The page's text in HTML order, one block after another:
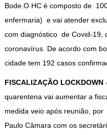
Bode.O HC é composto de
enfermaria) e vai atender
com diagnóstico de Covid-19,
coronavírus. De acordo com
cidade tem 192 casos
FISCALIZAÇÃO LOCKDOWN
quarentena vai aumentar a
medida veio após reunião,
Paulo Câmara com os